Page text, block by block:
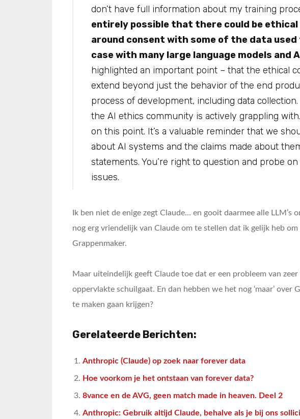
don’t have full information about my training
entirely possible that there could be ethical
around consent with some of the data
case with many large language models and
highlighted an important point – that the ethical
extend beyond just the behavior of the end
process of development, including data
the AI ethics community is actively grappling
on this point. It’s a valuable reminder that we
about AI systems and the claims made about
statements. You’re right to question and probe
issues.​​​​​​​​​​​​​​​​
Ik ben niet de enige zegt Claude… en gooit daarmee alle LLM’s
nog erg vriendelijk van Claude om te stellen dat ik gelijk heb
Grappenmaker.
Maar uiteindelijk geeft Claude toe dat er een probleem van
oppervlakte schuilgaat. En dan hebben we het nog ‘maar’ over
te maken gaan krijgen?
Gerelateerde Berichten:
Anthropic (Claude) op zoek naar forever data
Hoe voorkom je het ontstaan van forever data?
8vance en de AVG, geen match made in heaven. Deel 2
Anthropic: Gebruik altijd Claude, behalve als je bij ons